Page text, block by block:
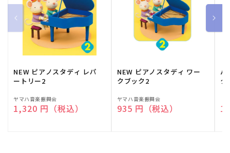
NEW ピアノスタディ レパ
ートリー2
販
売
ヤマハ音楽振興会
通常価格
1,320 円（税込）
NEW ピアノスタディ ワー
クブック2
販
売
ヤマハ音楽振興会
通常価格
935 円（税込）
バ
ク
売